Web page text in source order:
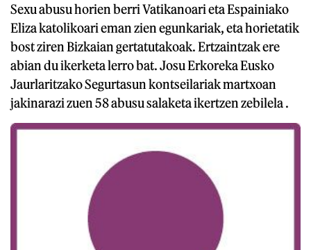
Sexu abusu horien berri Vatikanoari eta Espainiako
Eliza katolikoari eman zien egunkariak, eta horietatik
bost ziren Bizkaian gertatutakoak. Ertzaintzak ere
abian du ikerketa lerro bat. Josu Erkoreka Eusko
Jaurlaritzako Segurtasun kontseilariak martxoan
jakinarazi zuen 58 abusu salaketa ikertzen zebilela .